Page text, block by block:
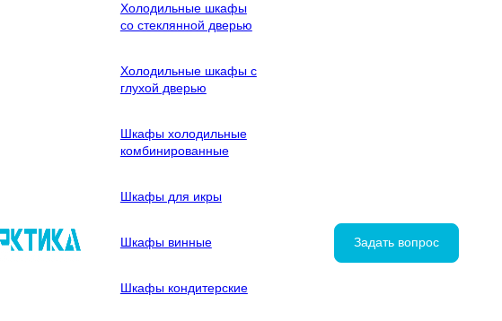
Холодильные шкафы
со стеклянной дверью
Холодильные шкафы с
глухой дверью
Шкафы холодильные
комбинированные
Шкафы для икры
Шкафы винные
Шкафы кондитерские
Задать вопрос